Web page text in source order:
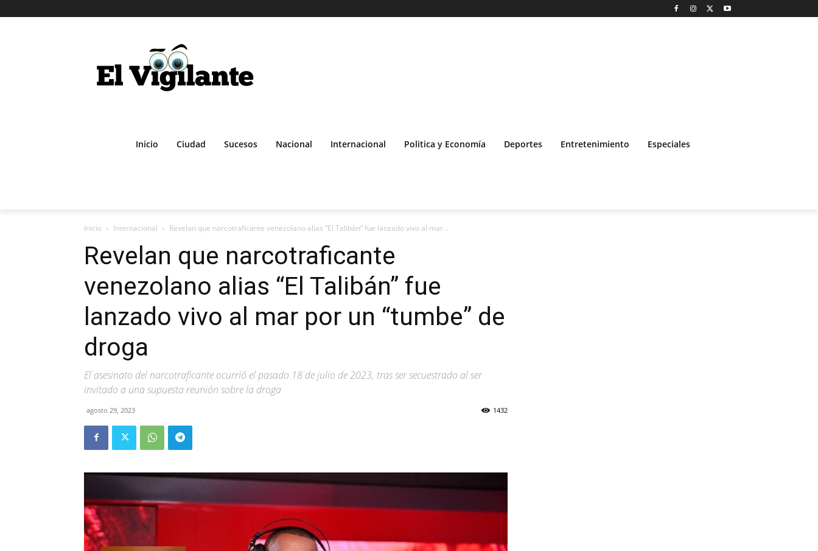
Inicio Ciudad Sucesos Nacional Internacional Politica y Economía Deportes Entretenimiento Especiales
Inicio Internacional Revelan que narcotraficante venezolano alias “El Talibán” fue lanzado vivo al mar...
Revelan que narcotraficante
venezolano alias “El Talibán” fue
lanzado vivo al mar por un “tumbe” de
droga
El asesinato del narcotraficante ocurrió el pasado 18 de julio de 2023, tras ser secuestrado al ser
invitado a una supuesta reunión sobre la droga
agosto 29, 2023 1432